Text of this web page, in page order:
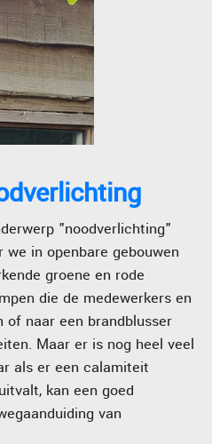
"noodverlichting"
we in openbare gebouwen
groene en rode
die de medewerkers en
of naar een brandblusser
Maar er is nog heel veel
als er een calamiteit
kan een goed
van